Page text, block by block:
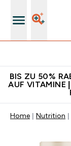
BIS ZU 50%
AUF VITAMINE
Home Nutrition